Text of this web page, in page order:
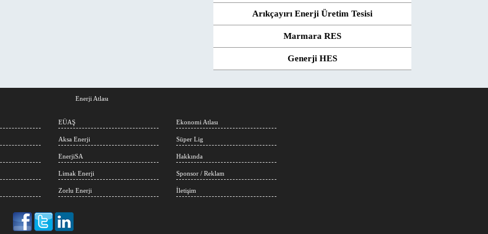
Arıkçayırı Enerji Üretim Tesisi
Marmara RES
Generji HES
Enerji Atlası
EÜAŞ
Aksa Enerji
EnerjiSA
Limak Enerji
Zorlu Enerji
Ekonomi Atlası
Süper Lig
Hakkında
Sponsor / Reklam
İletişim